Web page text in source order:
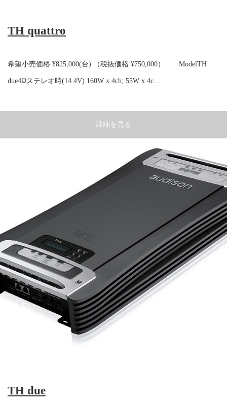
TH quattro
希望小売価格 ¥825,000(台) （税抜価格 ¥750,000） ModelTH
due4Ωステレオ時(14.4V) 160W x 4ch; 55W x 4c…
詳細を見る
TH due